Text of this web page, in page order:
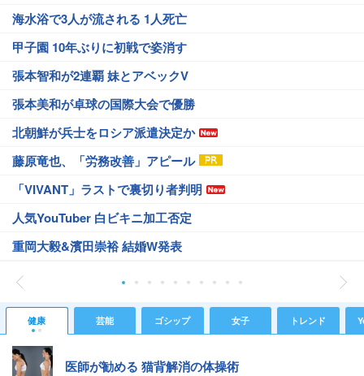
海水浴で3人が流される 1人死亡
甲子園 10年ぶりに初戦で姿消す
張本智和が2連覇 妹とアベックV
張本美和が卓球の国際大会で優勝
北朝鮮が兵士をロシア派遣決定か
藤原竜也、「労務改善」アピール
「VIVANT」ラストで裏切り者判明
人気YouTuber 白ビキニ加工否定
重岡大毅&濱田崇裕 結婚W発表
健康 芸能 ゴシップ 女子 トレンド
医師が勧める 猫背解消の体操術